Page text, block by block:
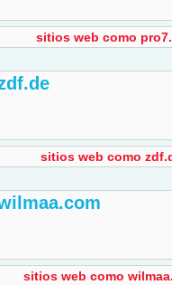
sitios web como
sitios web como
sitios web como